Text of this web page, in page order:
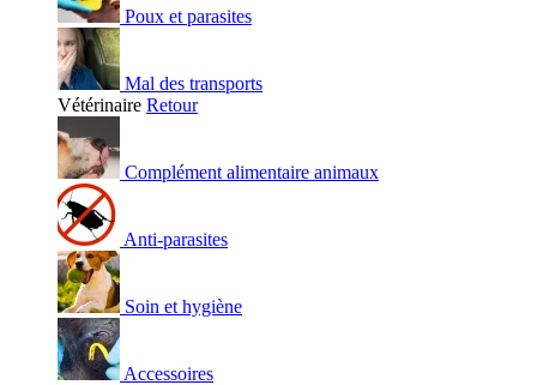
Poux et parasites
Mal des transports
Vétérinaire Retour
Complément alimentaire animaux
Anti-parasites
Soin et hygiène
Accessoires